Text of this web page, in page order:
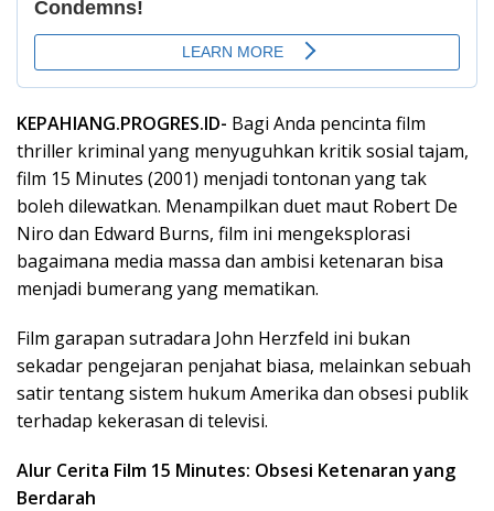
KEPAHIANG.PROGRES.ID- Bagi Anda pencinta film
thriller kriminal yang menyuguhkan kritik sosial tajam,
film 15 Minutes (2001) menjadi tontonan yang tak
boleh dilewatkan. Menampilkan duet maut Robert De
Niro dan Edward Burns, film ini mengeksplorasi
bagaimana media massa dan ambisi ketenaran bisa
menjadi bumerang yang mematikan.
Film garapan sutradara John Herzfeld ini bukan
sekadar pengejaran penjahat biasa, melainkan sebuah
satir tentang sistem hukum Amerika dan obsesi publik
terhadap kekerasan di televisi.
Alur Cerita Film 15 Minutes: Obsesi Ketenaran yang
Berdarah